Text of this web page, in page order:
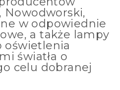
Nowodworski,
w odpowiednie
a także lampy
oświetlenia
światła o
celu dobranej